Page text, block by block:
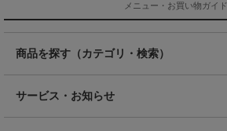
メニュー・お買い物ガイド
商品を探す（カテゴリ・検索）
サービス・お知らせ